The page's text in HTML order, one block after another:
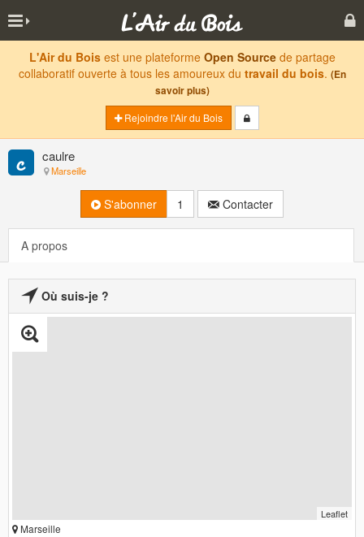
L'Air du Boisest une plateforme Open Sourcede partage
collaboratif ouverte à tous les amoureux du travail du bois. (En
savoir plus)
Rejoindre l'Air du Bois
caulre
Marseille
S'abonner 1 Contacter
A propos
Où suis-je ?
Leaflet
Marseille